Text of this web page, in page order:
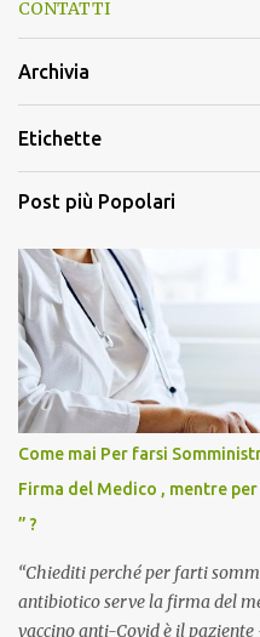
CONTATTI
Archivia
Etichette
Post più Popolari
Come mai Per farsi
Firma del Medico , mentre
” ?
“Chiediti perché per farti
antibiotico serve la firma del
vaccino anti-Covid è il